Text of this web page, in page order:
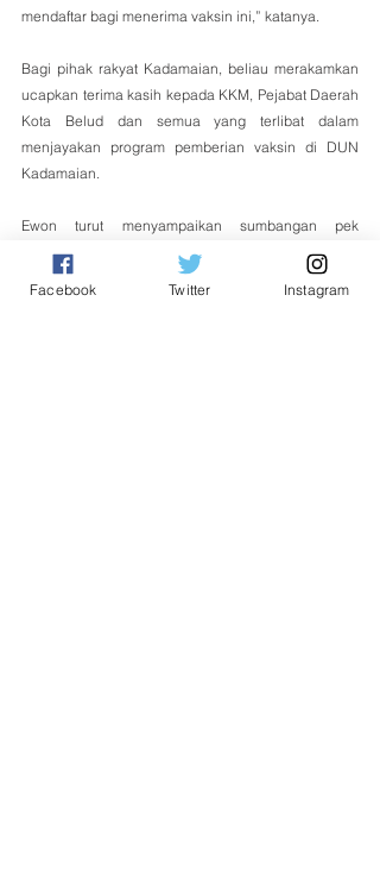
mendaftar bagi menerima vaksin ini,” katanya.
Bagi pihak rakyat Kadamaian, beliau merakamkan
ucapkan terima kasih kepada KKM, Pejabat Daerah
Kota Belud dan semua yang terlibat dalam
menjayakan program pemberian vaksin di DUN
Kadamaian.
Ewon turut menyampaikan sumbangan pek
makanan kepada semua penerima suntikan vaksin
di Kadamaian Square hari ini dan juga esok.
Tempatan
Facebook Twitter Instagram